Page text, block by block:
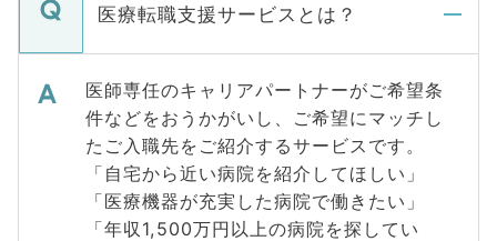
医療転職支援サービスとは？
医師専任のキャリアパートナーがご希望条
件などをおうかがいし、ご希望にマッチし
たご入職先をご紹介するサービスです。
「自宅から近い病院を紹介してほしい」
「医療機器が充実した病院で働きたい」
「年収1,500万円以上の病院を探してい